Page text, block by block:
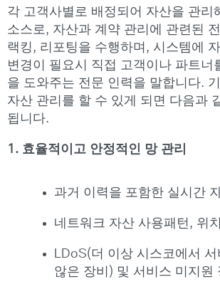
각 고객사별로 배정되어 자산을 관리
소스로, 자산과 계약 관리에 관련된
랙킹, 리포팅을 수행하며, 시스템에
변경이 필요시 직접 고객이나 파트너
을 도와주는 전문 인력을 말합니다.
자산 관리를 할 수 있게 되면 다음과
됩니다.
1. 효율적이고 안정적인 망 관리
과거 이력을 포함한 실시간
네트워크 자산 사용패턴, 위
LDoS(더 이상 시스코에서 서
않은 장비) 및 서비스 미지원